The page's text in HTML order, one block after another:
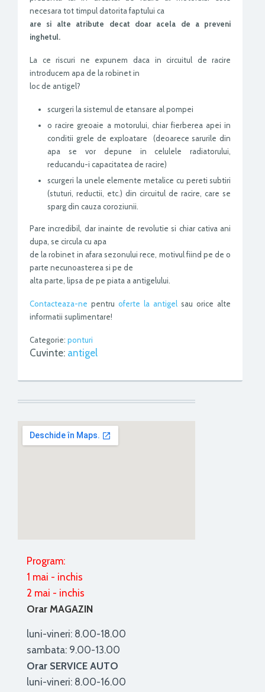
necesara tot timpul datorita faptului ca
are si alte atribute decat doar acela de a preveni
inghetul.
La ce riscuri ne expunem daca in circuitul de racire
introducem apa de la robinet in
loc de antigel?
scurgeri la sistemul de etansare al pompei
o racire greoaie a motorului, chiar fierberea apei in
conditii grele de exploatare (deoarece sarurile din
apa se vor depune in celulele radiatorului,
reducandu-i capacitatea de racire)
scurgeri la unele elemente metalice cu pereti subtiri
(stuturi, reductii, etc.) din circuitul de racire, care se
sparg din cauza coroziunii.
Pare incredibil, dar inainte de revolutie si chiar cativa ani
dupa, se circula cu apa
de la robinet in afara sezonului rece, motivul fiind pe de o
parte necunoasterea si pe de
alta parte, lipsa de pe piata a antigelului.
Contacteaza-ne pentruoferte la antigel sau orice alte
informatii suplimentare!
Categorie: ponturi
Cuvinte: antigel
Program:
1 mai - inchis
2 mai - inchis
Orar MAGAZIN
luni-vineri: 8.00-18.00
sambata: 9.00-13.00
Orar SERVICE AUTO
luni-vineri: 8.00-16.00